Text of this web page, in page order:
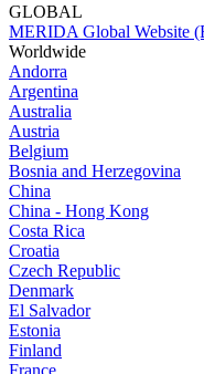
GLOBAL
MERIDA Global Website
Worldwide
Andorra
Argentina
Australia
Austria
Belgium
Bosnia and Herzegovina
China
China - Hong Kong
Costa Rica
Croatia
Czech Republic
Denmark
El Salvador
Estonia
Finland
France